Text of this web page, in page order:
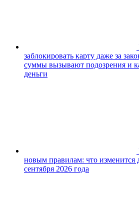
заблокировать карту даже за
суммы вызывают подозрения и
деньги
новым правилам: что изменится
сентября 2026 года